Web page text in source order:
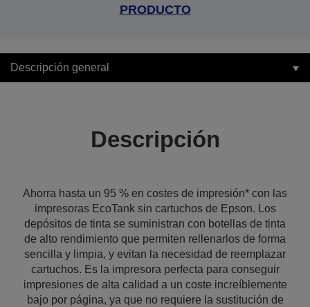
PRODUCTO
Descripción general
Descripción
Ahorra hasta un 95 % en costes de impresión* con las
impresoras EcoTank sin cartuchos de Epson. Los
depósitos de tinta se suministran con botellas de tinta
de alto rendimiento que permiten rellenarlos de forma
sencilla y limpia, y evitan la necesidad de reemplazar
cartuchos. Es la impresora perfecta para conseguir
impresiones de alta calidad a un coste increíblemente
bajo por página, ya que no requiere la sustitución de